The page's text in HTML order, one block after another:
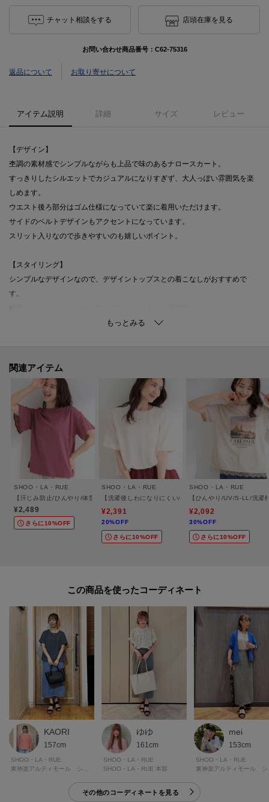
チャット相談をする 店頭在庫を見る
お問い合わせ商品番号： C62-75316
返品について お取り寄せについて
アイテム説明 詳細 サイズ レビュー
【デザイン】
杢調の素材感でシンプルながらも上品で味のあるナロースカート。
すっきりしたシルエットでカジュアルになりすぎず、大人っぽい雰囲気を楽
しめます。
ウエスト後ろ部分はゴム仕様になっていて楽に着用いただけます。
サイドのベルトデザインもアクセントになっています。
スリット入りなので歩きやすいのも嬉しいポイント。
【スタイリング】
シンプルなデザインなので、デザイントップスとの着こなしがおすすめで
す。
ブラウスと合わせればオフィスにもぴったり。
【素材】
杢調のさらっとした素材。
※この商品はシューラルーブランドのドレスキップレーベルの商品です。
【お客様からいただいたコメント】
・合わせやすいカラーで裏地がないのでもう少し暑くなっても履けそうで
(身長:153㎝ 体型:普通 チャコールグレー(014カラー)のSサイズ購入)
とのお声を頂戴しております。
※照明の関係により、実際よりも色味が違って見える場合があります。ま
た、パソコン・スマートフォンなどの環境により、若干製品と画像のカラー
が異なる場合もございます。
ーーーーーーーーーーーーーーーーーーーーーーーーーーーー
■気になるアイテムは『お気に入り登録』がおすすめです！■
＜お気に入り登録とは？＞
オンラインサイトの各アイテムにある「ハートマーク」を
クリックして簡単に追加できます！
お得な情報をGETできます！！
関連アイテム
SHOO・LA・RUE
【汗じみ防止/ひんやり/体型カバー】真夏の味方。 汗じみが気になりにくい お袖レース
¥2,489
さらに10%OFF
SHOO・LA・RUE
【洗濯後しわになりにくい/体型カバー】ドビードットで
¥2,391
20%OFF
さらに10%OFF
SHOO・LA・RUE
【ひんやり/UV/S-LL/洗濯
¥2,092
30%OFF
さらに10%OFF
この商品を使った
KAORI
157cm
SHOO・LA・RUE
ゆゆ
161cm
SHOO・LA・RUE
SHOO・LA・RUE 本部
mei
153cm
SHOO・LA・RUE
東
その他のコーディネートを見る